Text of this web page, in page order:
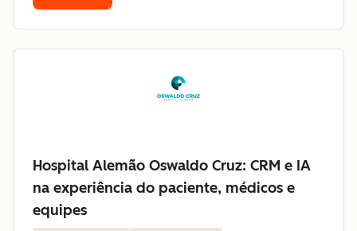
Hospital Alemão Oswaldo Cruz: CRM e IA
na experiência do paciente, médicos e
equipes